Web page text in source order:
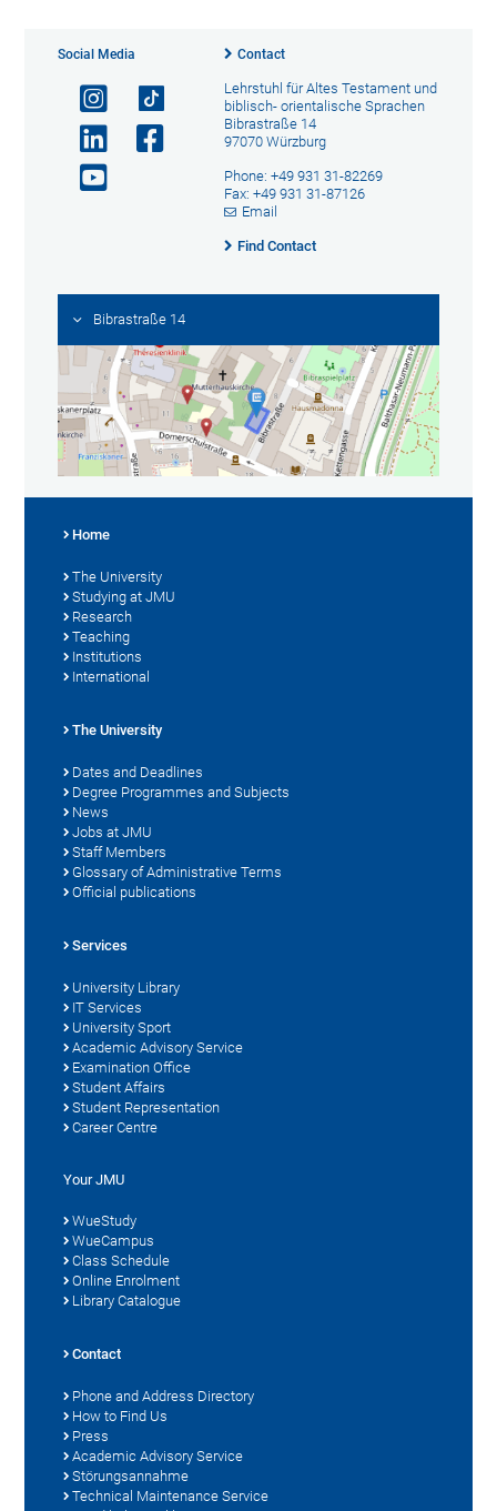
Social Media Contact
Lehrstuhl für Altes Testament und
biblisch- orientalische Sprachen
Bibrastraße 14
97070 Würzburg
Phone: +49 931 31-82269
Fax: +49 931 31-87126
Email
Find Contact
Bibrastraße 14
Home
The University
Studying at JMU
Research
Teaching
Institutions
International
The University
Dates and Deadlines
Degree Programmes and Subjects
News
Jobs at JMU
Staff Members
Glossary of Administrative Terms
Official publications
Services
University Library
IT Services
University Sport
Academic Advisory Service
Examination Office
Student Affairs
Student Representation
Career Centre
Your JMU
WueStudy
WueCampus
Class Schedule
Online Enrolment
Library Catalogue
Contact
Phone and Address Directory
How to Find Us
Press
Academic Advisory Service
Störungsannahme
Technical Maintenance Service